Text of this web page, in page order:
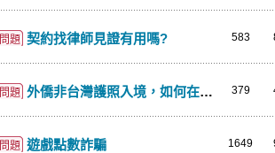
問題 契約找律師見證有用嗎? 583
問題 外僑非台灣護照入境，如何在台灣申請護照 379
問題 遊戲點數詐騙 1649